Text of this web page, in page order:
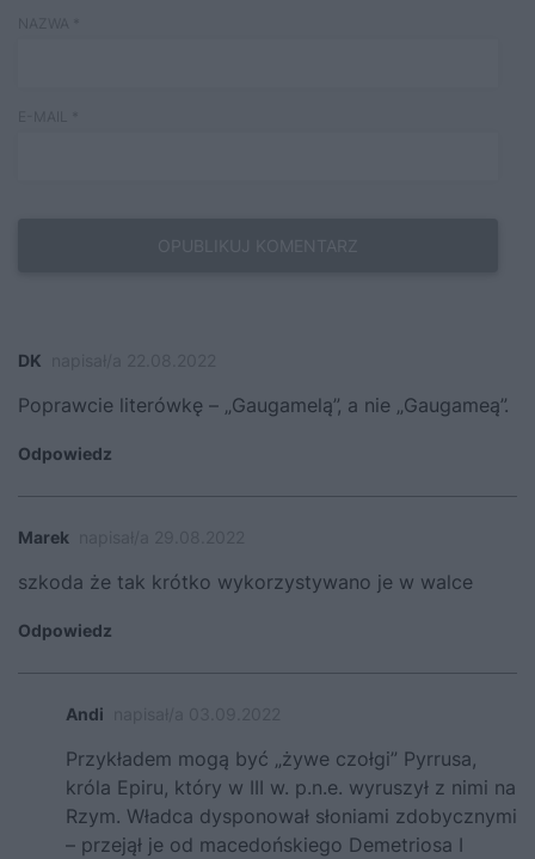
DK
Poprawcie literówkę – „Gaugamelą”, a nie „Gaugameą”.
Odpowiedz
Marek
szkoda że tak krótko wykorzystywano je w walce
Odpowiedz
Andi
Przykładem mogą być „żywe czołgi” Pyrrusa,
króla Epiru, który w III w. p.n.e. wyruszył z nimi na
Rzym. Władca dysponował słoniami zdobycznymi
– przejął je od macedońskiego Demetriosa I